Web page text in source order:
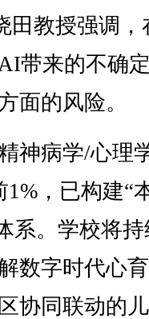
田教授强调
带来的不确
面的风险。
病学/心理
，已构建“
系。学校将
数字时代心
协同联动的